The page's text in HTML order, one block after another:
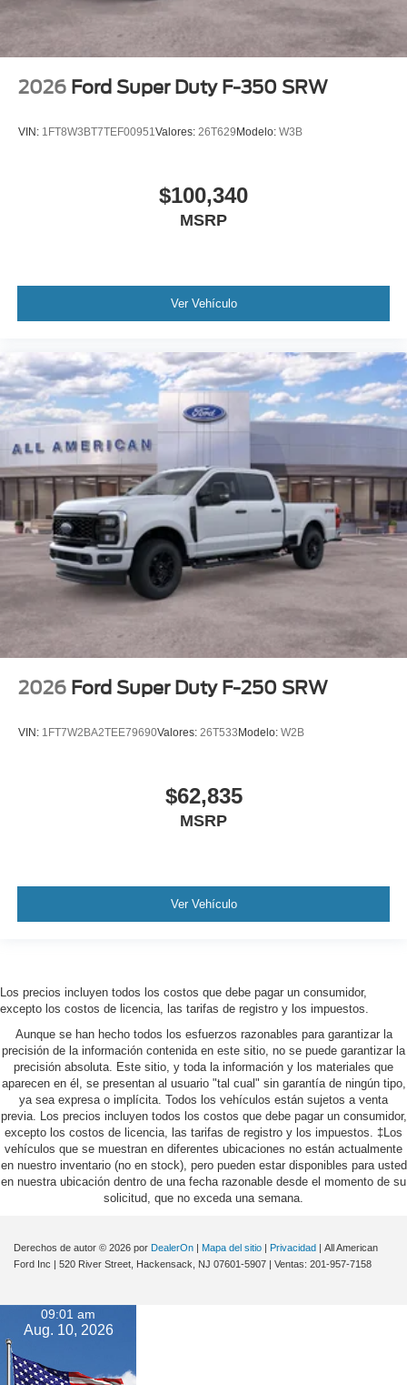
2026 Ford Super Duty F-350 SRW
VIN: 1FT8W3BT7TEF00951Valores: 26T629 Modelo: W3B
$100,340
MSRP
Ver Vehículo
2026 Ford Super Duty F-250 SRW
VIN: 1FT7W2BA2TEE79690Valores: 26T533 Modelo: W2B
$62,835
MSRP
Ver Vehículo
Los precios incluyen todos los costos que debe pagar un consumidor,
excepto los costos de licencia, las tarifas de registro y los impuestos.
Aunque se han hecho todos los esfuerzos razonables para garantizar la
precisión de la información contenida en este sitio, no se puede garantizar la
precisión absoluta. Este sitio, y toda la información y los materiales que
aparecen en él, se presentan al usuario "tal cual" sin garantía de ningún tipo,
ya sea expresa o implícita. Todos los vehículos están sujetos a venta
previa. Los precios incluyen todos los costos que debe pagar un consumidor,
excepto los costos de licencia, las tarifas de registro y los impuestos. ‡Los
vehículos que se muestran en diferentes ubicaciones no están actualmente
en nuestro inventario (no en stock), pero pueden estar disponibles para usted
en nuestra ubicación dentro de una fecha razonable desde el momento de su
solicitud, que no exceda una semana.
Derechos de autor © 2026 por DealerOn | Mapa del sitio | Privacidad | All American
Ford Inc | 520 River Street, Hackensack, NJ 07601-5907 | Ventas: 201-957-7158
09:01 am
Aug. 10, 2026